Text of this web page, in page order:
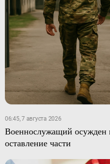
06:45, 7 августа 2026
Военнослужащий осужден
оставление части